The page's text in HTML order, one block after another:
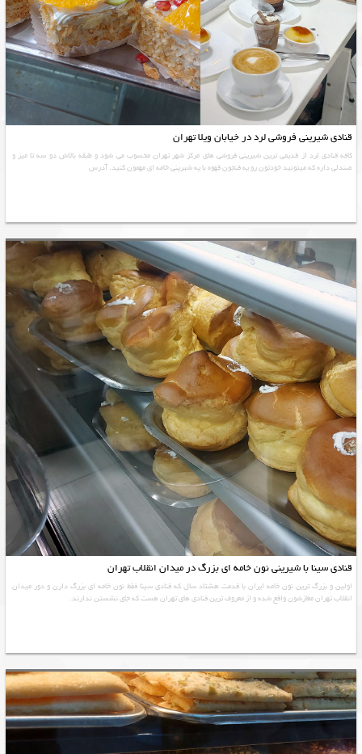
قنادی شیرینی فروشی لرد در خیابان ویلا تهران
کافه قنادی لرد از قدیمی ترین شیرینی فروشی های مرکز شهر تهران محسوب می شود و طبقه بالاش دو سه تا میز و
صندلی داره که میتونید خودتون رو یه فنجون قهوه با یه شیرینی خامه ای مهمون کنید. آدرس
قنادی سینا با شیرینی نون خامه ای بزرگ در میدان انقلاب تهران
اولین و بزرگ ترین نون خامه ایران با قدمت هشتاد سال که قنادی سینا فقط نون خامه ای بزرگ دارن و دور میدان
انقلاب تهران مغازشون واقع شده و از معروف ترین قنادی های تهران هست که جای نشستن ندارند.